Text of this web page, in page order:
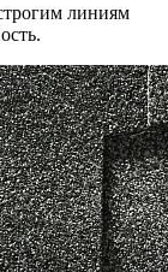
линиям